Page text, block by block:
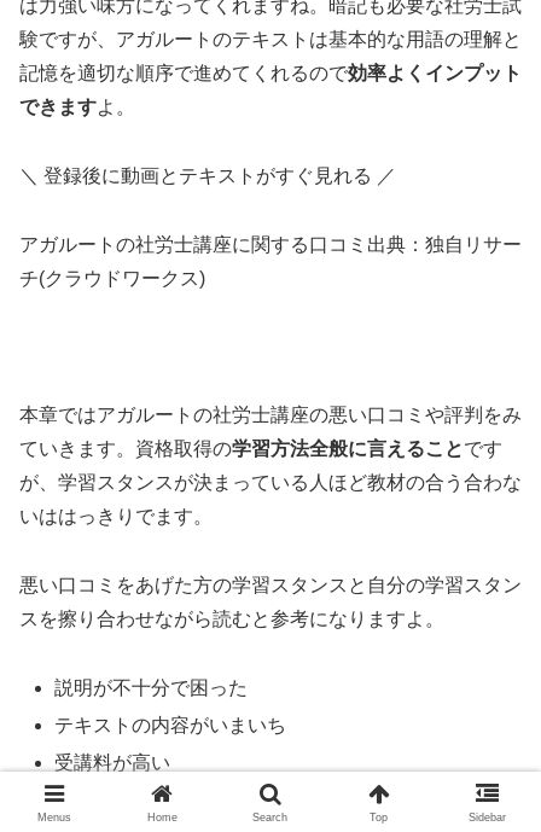
は力強い味方になってくれますね。暗記も必要な社労士試
験ですが、アガルートのテキストは基本的な用語の理解と
記憶を適切な順序で進めてくれるので効率よくインプット
できますよ。
＼ 登録後に動画とテキストがすぐ見れる ／
アガルートの社労士講座に関する口コミ出典：独自リサー
チ(クラウドワークス)
本章ではアガルートの社労士講座の悪い口コミや評判をみ
ていきます。資格取得の学習方法全般に言えることです
が、学習スタンスが決まっている人ほど教材の合う合わな
いははっきりでます。
悪い口コミをあげた方の学習スタンスと自分の学習スタン
スを擦り合わせながら読むと参考になりますよ。
説明が不十分で困った
テキストの内容がいまいち
受講料が高い
Menus Home Search Top Sidebar